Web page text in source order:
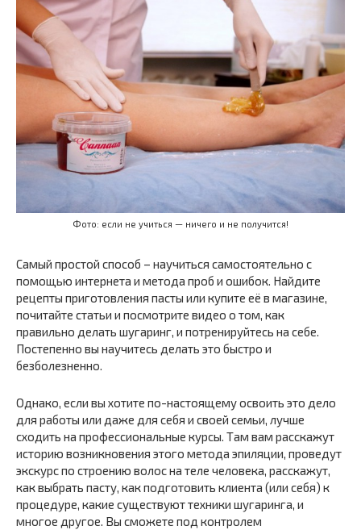
Фото: если не учиться — ничего и не получится!
Самый простой способ – научиться самостоятельно с
помощью интернета и метода проб и ошибок. Найдите
рецепты приготовления пасты или купите её в магазине,
почитайте статьи и посмотрите видео о том, как
правильно делать шугаринг, и потренируйтесь на себе.
Постепенно вы научитесь делать это быстро и
безболезненно.
Однако, если вы хотите по-настоящему освоить это дело
для работы или даже для себя и своей семьи, лучше
сходить на профессиональные курсы. Там вам расскажут
историю возникновения этого метода эпиляции, проведут
экскурс по строению волос на теле человека, расскажут,
как выбрать пасту, как подготовить клиента (или себя) к
процедуре, какие существуют техники шугаринга, и
многое другое. Вы сможете под контролем